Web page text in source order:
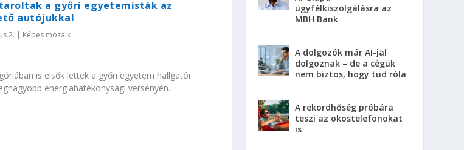
a győri egyetemisták az
autójukkal
2. | Képes mozaik
is elsők lettek a győri egyetem hallgatói
energiahatékonysági versenyén.
ügyfélkiszolgálásra az
MBH Bank
A dolgozók már AI-jal
dolgoznak – de a cégük
nem biztos, hogy tud róla
A rekordhőség próbára
teszi az okostelefonokat
is